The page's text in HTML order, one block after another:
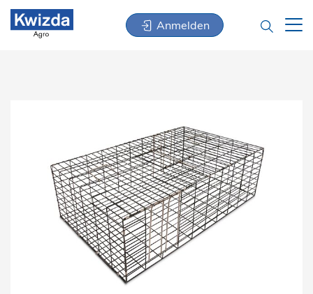
Anmelden